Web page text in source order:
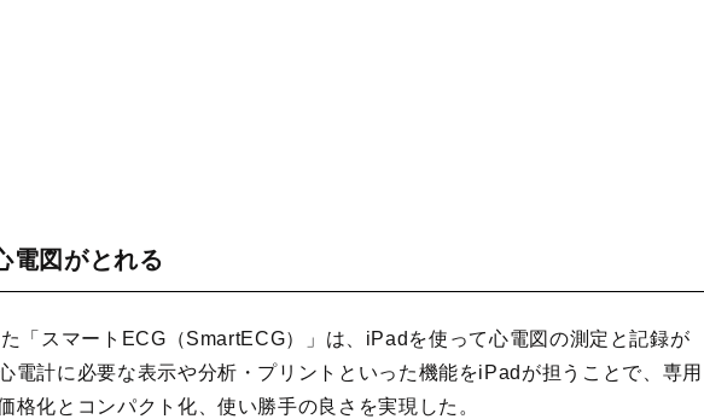
電図がとれる
「スマートECG（SmartECG）」は、iPadを使って心電図の測定と記録が
電計に必要な表示や分析・プリントといった機能をiPadが担うことで、専用
格化とコンパクト化、使い勝手の良さを実現した。